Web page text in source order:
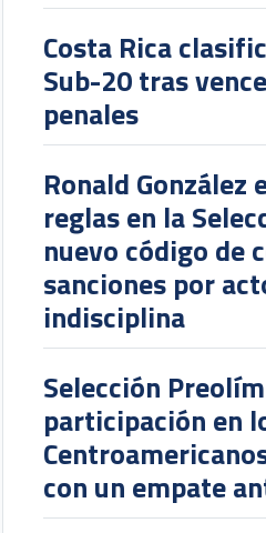
Costa Rica
Sub-20 tras
penales
Ronald González
reglas en la
nuevo código de
sanciones por
indisciplina
Selección
participación en
con un empate